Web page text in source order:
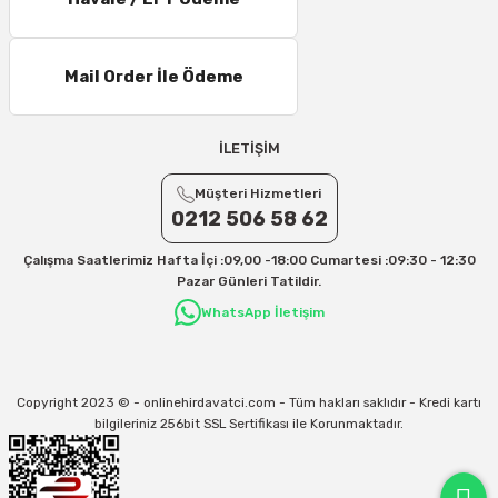
11 – 15 Desi/Kg= 245,50 TL- 347,40 TL
16 – 20 Desi/Kg= 307,50 TL- 371,80 TL
21 – 25 Desi/Kg= 357,90 TL-- 397,40 TL
Yurtiçi Kargo için 30 Desi sonrası her +1 Desi: 13 TL
Aras Kargo için 30 Desi sonrası her +1 Desi: 17 TL
Kargo ve teslimat süreçleriyle ilgili tüm sorularınız için bizimle iletişime
31/12/2026 Tarihine Kadar Geçerlidir
Mail Order İle Ödeme
İLETİŞİM
Müşteri Hizmetleri
0212 506 58 62
Çalışma Saatlerimiz Hafta İçi :09,00 -18:00 Cumartesi :09:30 - 12:30
Pazar Günleri Tatildir.
WhatsApp İletişim
Copyright 2023 © - onlinehirdavatci.com - Tüm hakları saklıdır - Kredi kartı
bilgileriniz 256bit SSL Sertifikası ile Korunmaktadır.